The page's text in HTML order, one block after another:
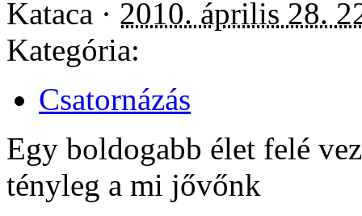
Kataca · 2010. április 28.
Kategória:
Csatornázás
Egy boldogabb élet felé
tényleg a mi jővőnk